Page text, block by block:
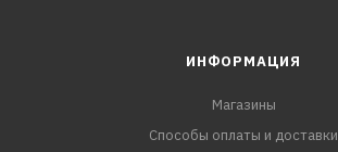
ИНФОРМАЦИЯ
Магазины
Способы оплаты и доставки